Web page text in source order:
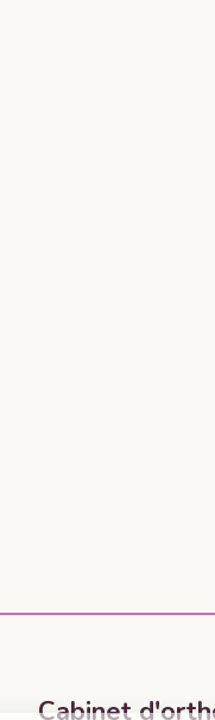
Cabinet